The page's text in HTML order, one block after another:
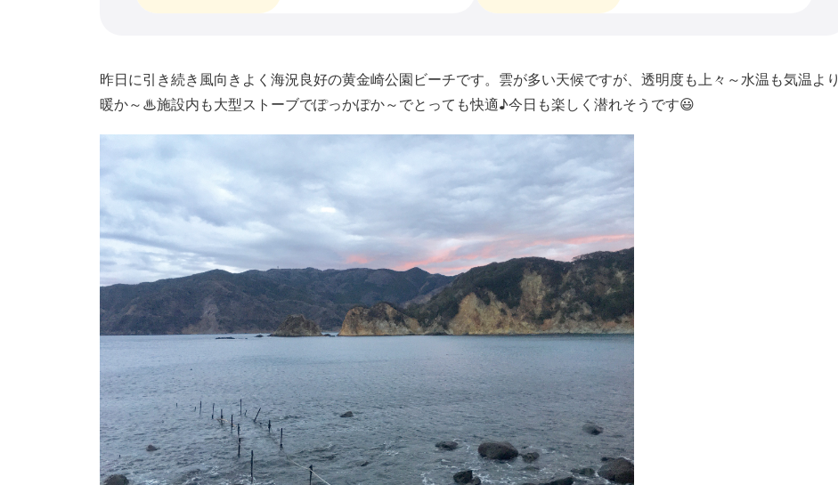
昨日に引き続き風向きよく海況良好の黄金崎公園ビーチです。雲が多い天候ですが、透明度も上々～水温も気温より
暖か～♨施設内も大型ストーブでぽっかぽか～でとっても快適♪今日も楽しく潜れそうです😃